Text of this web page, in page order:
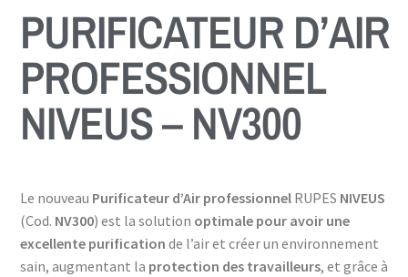
PURIFICATEUR D’AIR
PROFESSIONNEL
NIVEUS – NV300
Le nouveau Purificateur d’Air professionnel RUPES NIVEUS
(Cod. NV300) est la solution optimale pour avoir une
excellente purification de l’air et créer un environnement
sain, augmentant la protection des travailleurs, et grâce à